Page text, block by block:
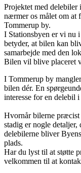
Projektet med
nærmer os målet om at
Tommerup by.
I Stationsbyen er vi nu
betyder, at bilen kan
samarbejde med den
Bilen vil blive placeret
I Tommerup by
bilen dér. En
interesse for en delebil
Hvornår bilerne
stadig er nogle
delebilerne bliver
plads.
Har du lyst til at støtte
velkommen til at